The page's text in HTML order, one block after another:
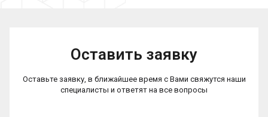
Оставить заявку
Оставьте заявку, в ближайшее время с Вами свяжутся наши
специалисты и ответят на все вопросы